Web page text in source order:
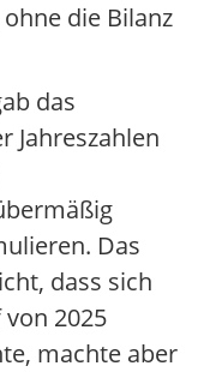
die Bilanz
das
Jahreszahlen
Das
dass sich
2025
machte aber